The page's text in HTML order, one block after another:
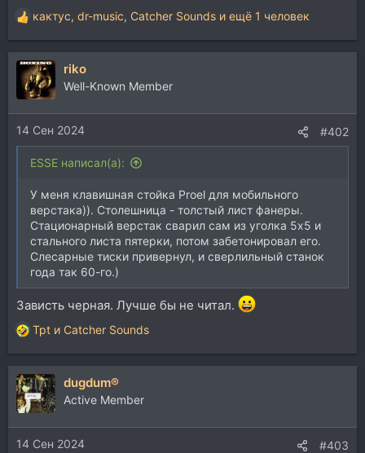
Р
е
а
к
ц
и
и
:
кактус, dr-music, Catcher Sounds и ещё 1 человек
riko
Well-Known Member
14 Сен 2024 #402
ESSE написал(а):
У меня клавишная стойка Proel для мобильного
верстака)). Столешница - толстый лист фанеры.
Стационарный верстак сварил сам из уголка 5х5 и
стального листа пятерки, потом забетонировал его.
Слесарные тиски привернул, и сверлильный станок
года так 60-го.)
Зависть черная. Лучше бы не читал.
Р
е
а
к
ц
и
и
:
Tpt и Catcher Sounds
dugdum®
Active Member
14 Сен 2024 #403